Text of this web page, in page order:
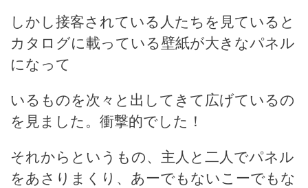
しかし接客されている人たちを見ていると
カタログに載っている壁紙が大きなパネル
になって
いるものを次々と出してきて広げているの
を見ました。衝撃的でした！
それからというもの、主人と二人でパネル
をあさりまくり、あーでもないこーでもな